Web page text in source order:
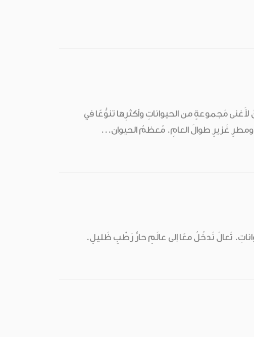
مَجموعةٍ من الحيواناتِ وأكثرِها تنوُّعًا في
ومطرٍ غَزيرٍ طوالَ العامِ. مُعظمُ الحيوان...
تَعالَ نَدخُلُ معًا إلى عالَمٍ حارٍّ رَطْبٍ ظَليلٍ.